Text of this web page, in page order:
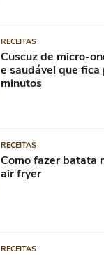
RECEITAS
Cuscuz de micro-
e saudável que
minutos
RECEITAS
Como fazer batata
air fryer
RECEITAS